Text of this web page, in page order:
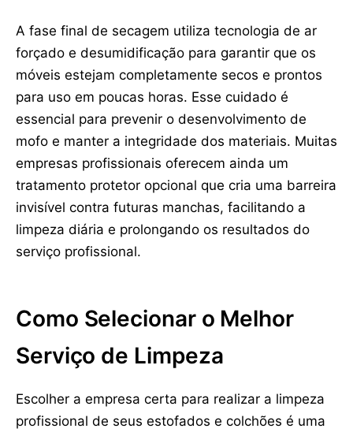
A fase final de secagem utiliza tecnologia de ar
forçado e desumidificação para garantir que os
móveis estejam completamente secos e prontos
para uso em poucas horas. Esse cuidado é
essencial para prevenir o desenvolvimento de
mofo e manter a integridade dos materiais. Muitas
empresas profissionais oferecem ainda um
tratamento protetor opcional que cria uma barreira
invisível contra futuras manchas, facilitando a
limpeza diária e prolongando os resultados do
serviço profissional.
Como Selecionar o Melhor
Serviço de Limpeza
Escolher a empresa certa para realizar a limpeza
profissional de seus estofados e colchões é uma